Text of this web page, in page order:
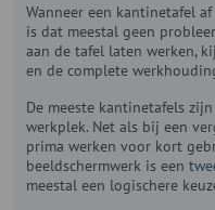
Wanneer een kantinetafel
is dat meestal geen
aan de tafel laten werken,
en de complete
De meeste kantinetafels
werkplek. Net als bij een
prima werken voor kort
beeldschermwerk is een
meestal een logischere